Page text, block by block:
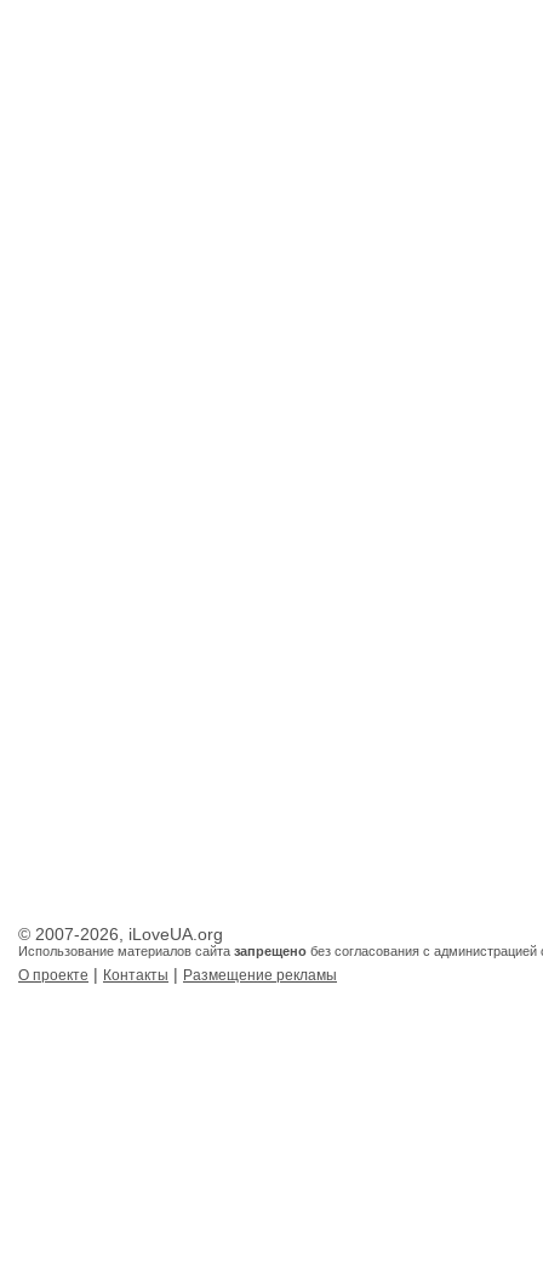
© 2007-2026, iLoveUA.org
Использование материалов сайта запрещено без согласования с администрацией
О проекте | Контакты | Размещение рекламы